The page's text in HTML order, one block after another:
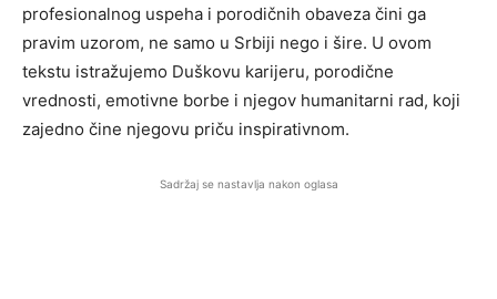
profesionalnog uspeha i porodičnih obaveza čini ga
pravim uzorom, ne samo u Srbiji nego i šire. U ovom
tekstu istražujemo Duškovu karijeru, porodične
vrednosti, emotivne borbe i njegov humanitarni rad, koji
zajedno čine njegovu priču inspirativnom.
Sadržaj se nastavlja nakon oglasa